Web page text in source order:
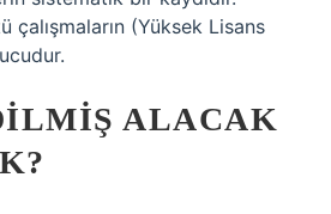
çalışmaların (Yüksek Lisans
ALACAK